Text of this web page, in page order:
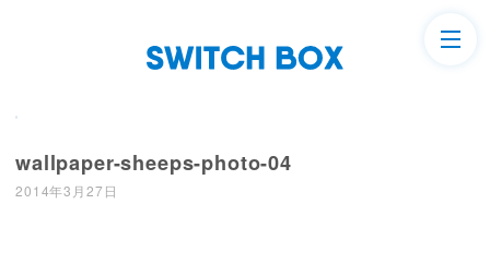
wallpaper-sheeps-photo-04
2014年3月27日